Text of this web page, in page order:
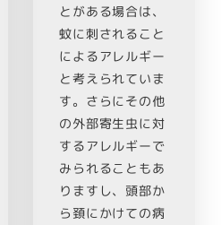
とがある場合は、
蚊に刺されること
によるアレルギー
と考えられていま
す。さらにその他
の外部寄生虫に対
するアレルギーで
みられることもあ
りますし、頭部か
ら頚にかけての病